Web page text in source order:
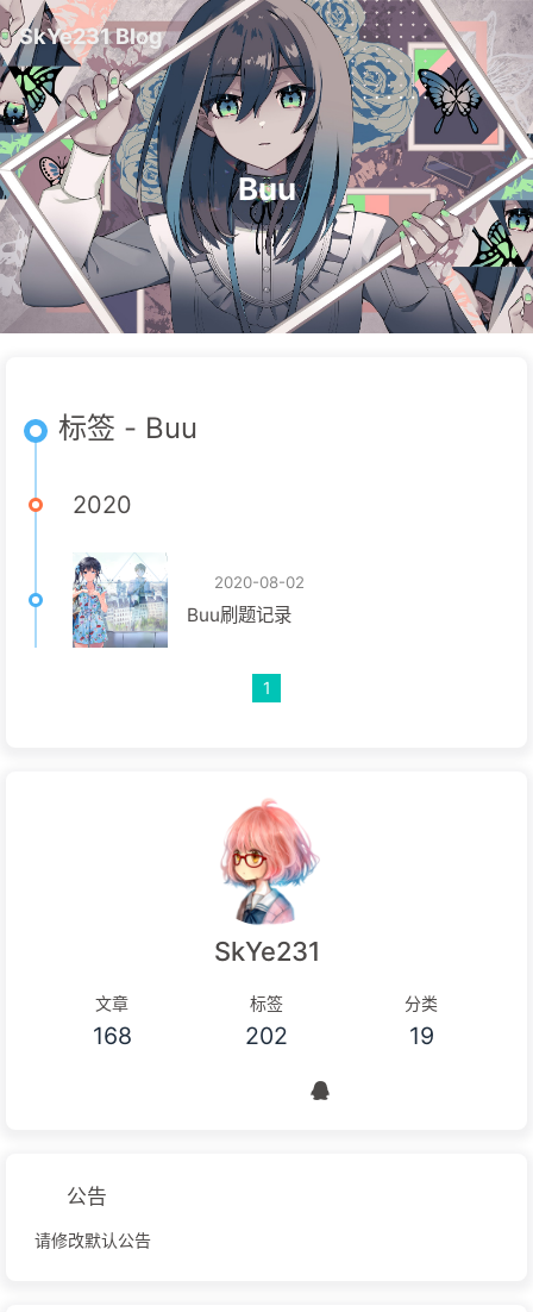
SkYe231 Blog
Buu
标签 - Buu
2020
2020-08-02
Buu刷题记录
1
SkYe231
文章
168
标签
202
分类
19
公告
请修改默认公告